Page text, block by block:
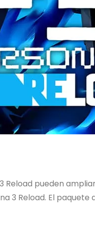
Reload pueden
3 Reload. El paquete